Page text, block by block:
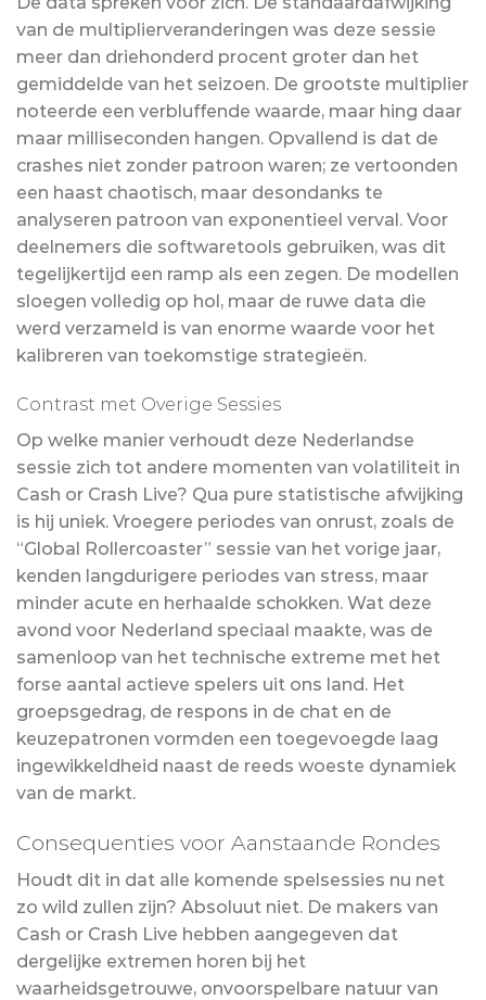
van de multiplierveranderingen was deze sessie
meer dan driehonderd procent groter dan het
gemiddelde van het seizoen. De grootste multiplier
noteerde een verbluffende waarde, maar hing daar
maar milliseconden hangen. Opvallend is dat de
crashes niet zonder patroon waren; ze vertoonden
een haast chaotisch, maar desondanks te
analyseren patroon van exponentieel verval. Voor
deelnemers die softwaretools gebruiken, was dit
tegelijkertijd een ramp als een zegen. De modellen
sloegen volledig op hol, maar de ruwe data die
werd verzameld is van enorme waarde voor het
kalibreren van toekomstige strategieën.
Contrast met Overige Sessies
Op welke manier verhoudt deze Nederlandse
sessie zich tot andere momenten van volatiliteit in
Cash or Crash Live? Qua pure statistische afwijking
is hij uniek. Vroegere periodes van onrust, zoals de
“Global Rollercoaster” sessie van het vorige jaar,
kenden langdurigere periodes van stress, maar
minder acute en herhaalde schokken. Wat deze
avond voor Nederland speciaal maakte, was de
samenloop van het technische extreme met het
forse aantal actieve spelers uit ons land. Het
groepsgedrag, de respons in de chat en de
keuzepatronen vormden een toegevoegde laag
ingewikkeldheid naast de reeds woeste dynamiek
van de markt.
Consequenties voor Aanstaande Rondes
Houdt dit in dat alle komende spelsessies nu net
zo wild zullen zijn? Absoluut niet. De makers van
Cash or Crash Live hebben aangegeven dat
dergelijke extremen horen bij het
waarheidsgetrouwe, onvoorspelbare natuur van